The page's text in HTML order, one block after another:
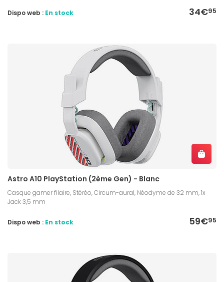
34€95
Dispo web : En stock
Astro A10 PlayStation (2ème Gen) - Blanc
Casque gamer filaire, Stéréo, Circum-aural, Néodyme de 32 mm, 1x
Jack 3,5 mm
59€95
Dispo web : En stock